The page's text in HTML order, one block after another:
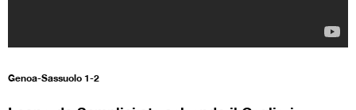
Genoa-Sassuolo 1-2